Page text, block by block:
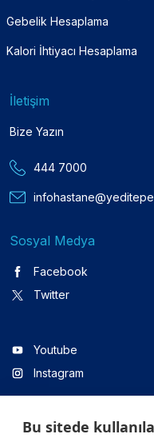
Gebelik Hesaplama
Kalori İhtiyacı Hesaplama
İletişim
Bize Yazın
444 7000
Sosyal Medya
Facebook
Twitter
Youtube
Instagram
Linkedin
Bu sitede